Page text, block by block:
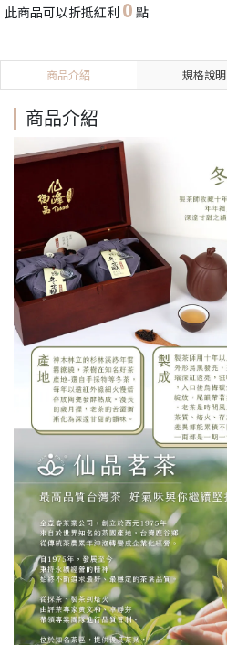
此商品可以折抵紅利 0 點
商品介紹 規格說明
商品介紹